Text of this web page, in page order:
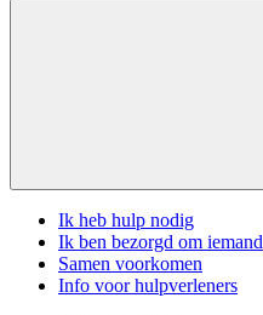
Ik heb hulp nodig
Ik ben bezorgd om iemand
Samen voorkomen
Info voor hulpverleners